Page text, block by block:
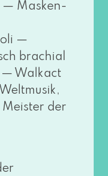
— Masken-
—
bra­chi­al
— Walkact
der